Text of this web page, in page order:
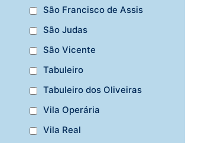
São Francisco de Assis
São Judas
São Vicente
Tabuleiro
Tabuleiro dos Oliveiras
Vila Operária
Vila Real